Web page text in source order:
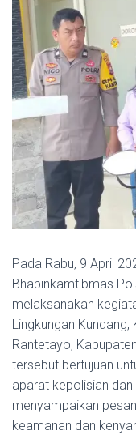
Pada Rabu, 9 April
Bhabinkamtibmas
melaksanakan
Lingkungan
Rantetayo,
tersebut bertujuan
aparat kepolisian
menyampaikan
keamanan dan